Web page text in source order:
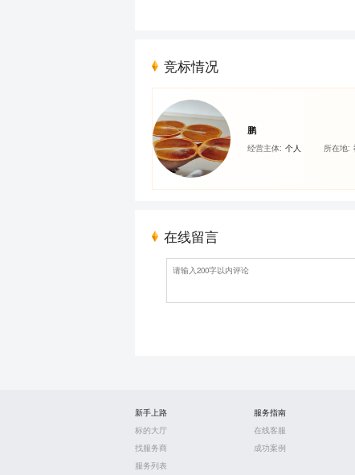
竞标情况
鹏
经营主体: 个人 所在地:
在线留言
新手上路
标的大厅
找服务商
服务列表
服务指南
在线客服
成功案例